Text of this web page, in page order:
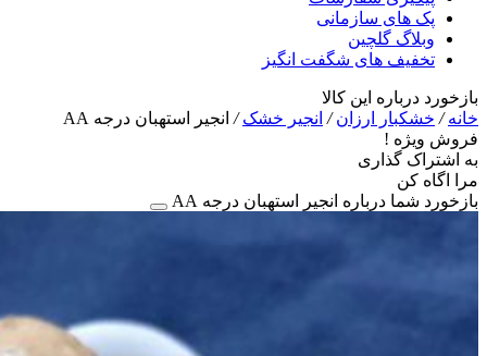
پک های سازمانی
وبلاگ گلچین
تخفیف های شگفت انگیز
بازخورد درباره این کالا
خانه/ خشکبار ارزان/ انجیر خشک/ انجیر استهبان درجه AA
فروش ویژه !
به اشتراک گذاری
مرا اگاه کن
بازخورد شما درباره انجیر استهبان درجه AA